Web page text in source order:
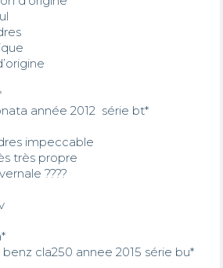
année 2012  série bt*
impeccable
très propre
????
benz cla250 annee 2015 série bu*